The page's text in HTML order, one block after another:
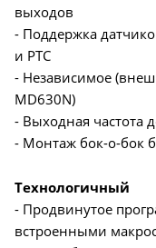
выходов
- Поддержка
и PTC
- Независимое
MD630N)
- Выходная частота
- Монтаж бок-о-бок
Технологичный
- Продвинутое
встроенными